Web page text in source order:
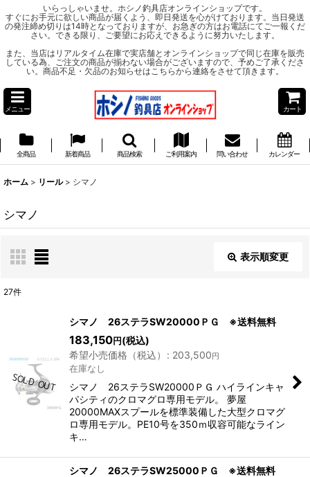
いらっしゃいませ。ホシノ釣具店オンラインショップです。
すぐにお手元に欲しい商品が届くよう、即日発送を心がけております。当日発送
の発注締め切りは14時となっておりますが、お急ぎの方はお電話にてご一報くだ
さい。できる限り、ご要望にお応えできるように努力いたします。
また、当店はリアルタイム在庫で実店舗とオンラインショップで同じ在庫を販売
している為、ご注文の商品が揃わない場合がございますので、予めご了承くださ
い。商品不足・欠品のお知らせはこちらから連絡をさせて頂きます。
メニュー カート
全商品 新着商品 商品検索 ご利用案内 問い合わせ カレンダー
ホーム > リール > シマノ
シマノ
表示順変更
並び順 :
絞り込む
27件
シマノ 26ステラSW20000ＰＧ ※送料無料
183,150円(税込)
希望小売価格（税込）
: 203,500円
在庫なし
シマノ 26ステラSW20000ＰＧ ハイラインキャ
パシティのクロマグロ専用モデル。 夢屋
20000MAXスプールを標準装備した大型クロマグ
ロ専用モデル。PE10号を350ｍ収容可能なライン
キ…
シマノ 26ステラSW25000ＰＧ ※送料無料